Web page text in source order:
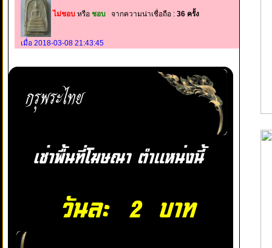
ไม่ชอบ หรือ ชอบ จากความน่าเชื่อถือ : 36 ครั้ง
เมื่อ 2018-03-08 21:43:45